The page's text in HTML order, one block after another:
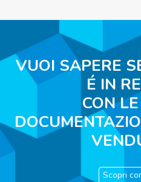
VUOI SAPERE
É IN
CON
Scopri